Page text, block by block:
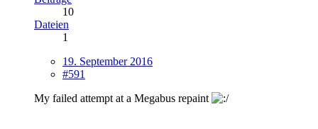
10
Dateien
1
19. September 2016
#591
My failed attempt at a Megabus repaint